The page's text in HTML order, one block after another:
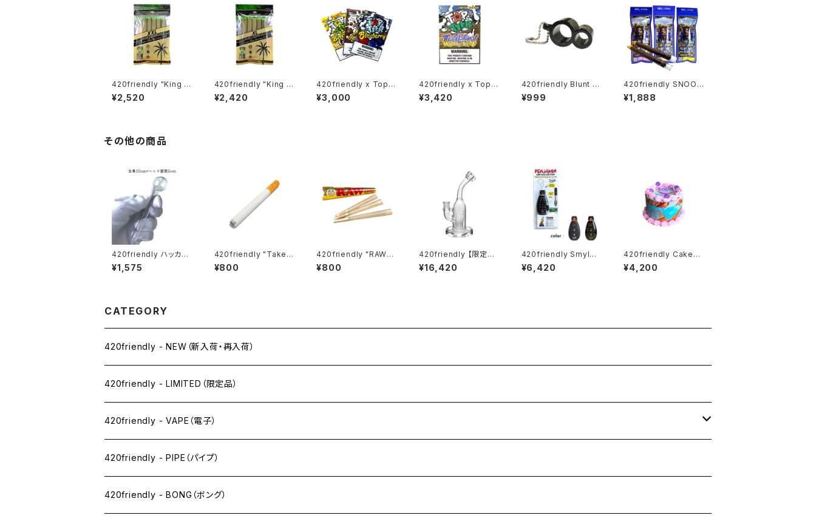
420friendly "King P
alm Wrap" キングパー
ム Leaf pre rolls 詰
ブランツ] XXL 5本
¥2,520
420friendly "King P
alm Wrap" キングパー
ム Leaf pre rolls 詰
¥2,420
420friendly x TopTi
er （Thai Leaf）タイ産
プレミアムカットリーフ
¥3,000
420friendly x TopTi
er （Thai Whole Lea
f）タイ産ホールリーフ –
¥3,420
420friendly Blunt S
plitter Pro｜ブラント
専用2WAYカッター（キ
¥999
420friendly SNOOP
DOGG - DOGG LBS
Blunt Tube Glass Ti
¥1,888
その他の商品
420friendly ハッカ用
ガラスパイプ 10cm (ヘ
ッド2cm)
¥1,575
420friendly "Take A
Smoke" こっそりチル
タイム Cigarette Bat
¥800
420friendly "RAW"
Ethereal Cones - コ
ーン (KING size)
¥800
420friendly 【限定コ
レクション】EG Glass
Tree Perc Diffuser
¥16,420
420friendly Smyle
Labs Penjamin キー
型ベイプバッテリー
¥6,420
420friendly Cake-S
haped Metal Grinde
r (4層構造）グラインダ
¥4,200
CATEGORY
420friendly - NEW（新入荷・再入荷）
420friendly - LIMITED（限定品）
420friendly - VAPE（電子）
ペン下
ニコパフ系
420friendly - PIPE（パイプ）
420friendly - BONG（ボング）